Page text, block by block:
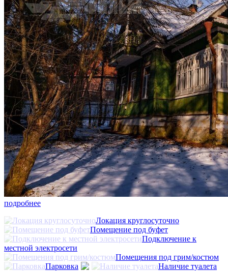
подробнее
Локация круглосуточно
Помещение под буфет
Подключение к
местной электросети
Помещения под грим/костюм
Парковка
Наличие туалета